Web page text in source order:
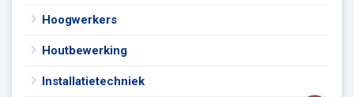
Hoogwerkers
Houtbewerking
Installatietechniek